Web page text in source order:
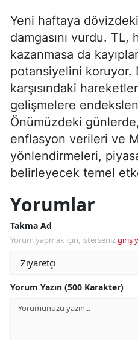
Yeni haftaya
damgasını vurdu. TL,
kazanmasa da
potansiyelini koruyor.
karşısındaki
gelişmelere
Önümüzdeki
enflasyon verileri ve
yönlendirmeleri,
belirleyecek temel
Yorumlar
Takma Ad
Yorum yapmak için, istersenizgiriş
Yorum Yazın (500 Karakter)